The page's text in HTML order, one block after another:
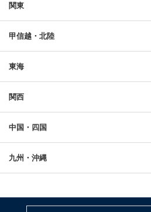
関東
甲信越・北陸
東海
関西
中国・四国
九州・沖縄